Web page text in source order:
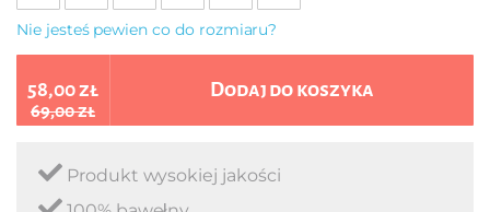
Nie jesteś pewien co do rozmiaru?
58,00 zł
69,00 zł
Dodaj do koszyka
Produkt wysokiej jakości